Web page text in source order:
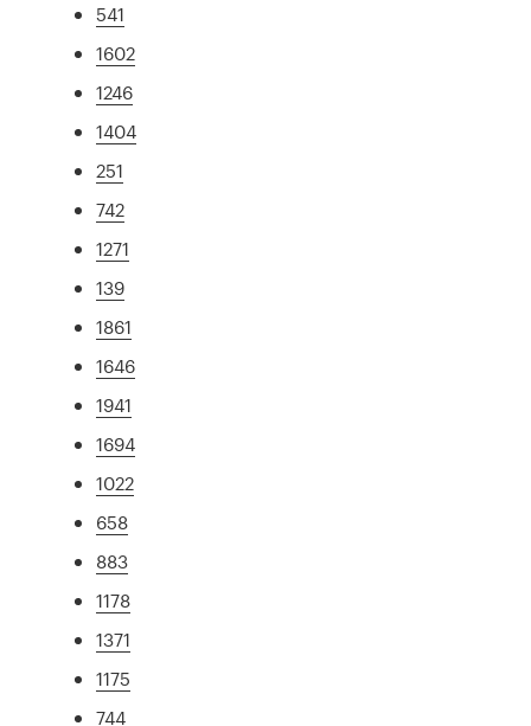
541
1602
1246
1404
251
742
1271
139
1861
1646
1941
1694
1022
658
883
1178
1371
1175
744